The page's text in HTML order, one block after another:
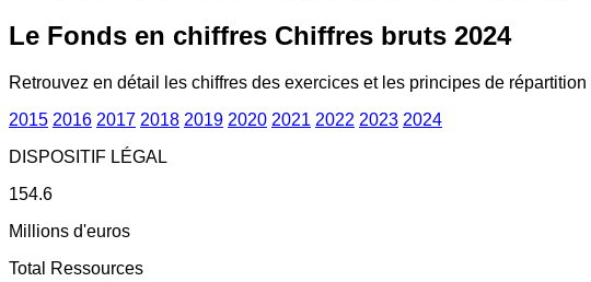
Le Fonds en chiffres Chiffres bruts 2024
Retrouvez en détail les chiffres des exercices et les principes de
2015 2016 2017 2018 2019 2020 2021 2022 2023 2024
DISPOSITIF LÉGAL
154.6
Millions d'euros
Total Ressources